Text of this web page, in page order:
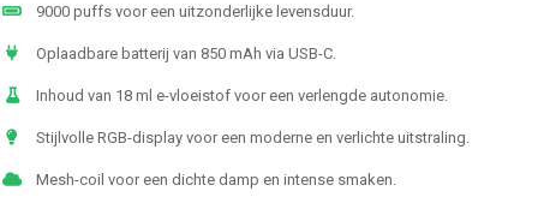
9000 puffs voor een uitzonderlijke levensduur.
Oplaadbare batterij van 850 mAh via USB-C.
Inhoud van 18 ml e-vloeistof voor een verlengde autonomie.
Stijlvolle RGB-display voor een moderne en verlichte uitstraling.
Mesh-coil voor een dichte damp en intense smaken.